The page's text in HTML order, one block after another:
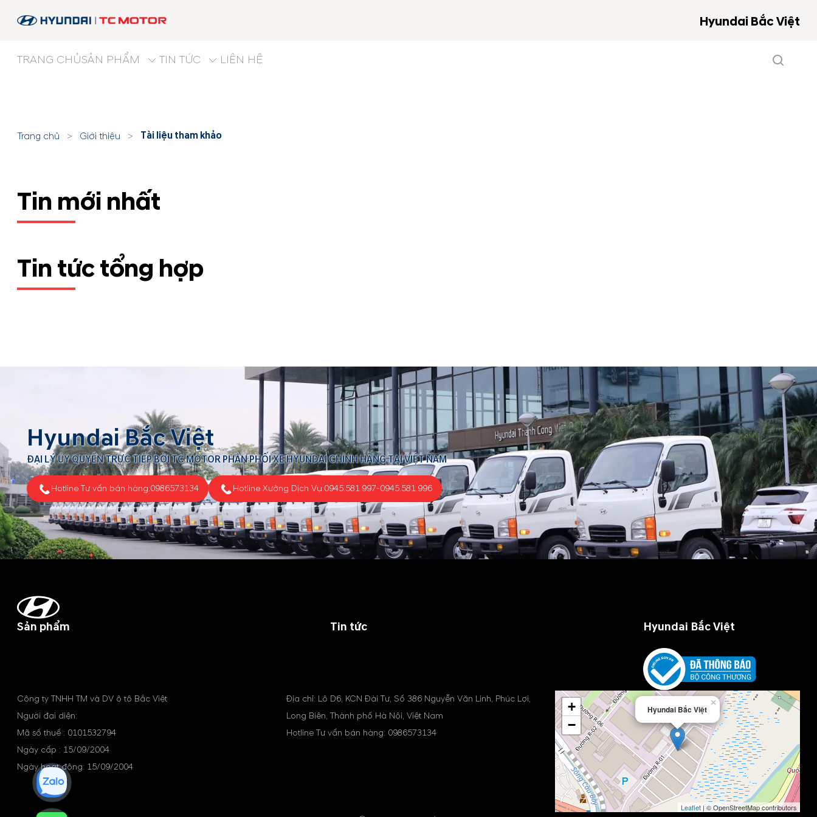
Hyundai Bắc Việt
TRANG CHỦSẢN PHẨM TIN TỨC LIÊN HỆ
Trang chủ > Giới thiệu > Tài liệu tham khảo
Tin mới nhất
Tin tức tổng hợp
Hyundai Bắc Việt
ĐẠI LÝ ỦY QUYỀN TRỰC TIẾP BỞI TC MOTOR PHÂN PHỐI XE HYUNDAI CHÍNH HÃNG TẠI VIỆT NAM
Hotline Tư vấn bán hàng:0986573134 Hotline Xưởng Dịch Vụ:0945.581.997-0945.581.996
Sản phẩm Tin tức Hyundai Bắc Việt
Công ty TNHH TM và DV ô tô Bắc Việt
Người đại diện:
Mã số thuế : 0101532794
Ngày cấp : 15/09/2004
Ngày hoạt động: 15/09/2004
Địa chỉ: Lô D6, KCN Đài Tư, Số 386 Nguyễn Văn Linh, Phúc Lợi,
Long Biên, Thành phố Hà Nội, Việt Nam
Hotline Tư vấn bán hàng: 0986573134
Hyundai Bắc Việt
×
+
−
Leaflet| © OpenStreetMap contributors